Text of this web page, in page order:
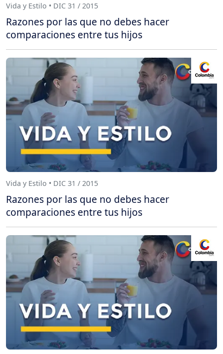
Vida y Estilo • DIC 31 / 2015
Razones por las que no debes hacer
comparaciones entre tus hijos
Vida y Estilo • DIC 31 / 2015
Razones por las que no debes hacer
comparaciones entre tus hijos